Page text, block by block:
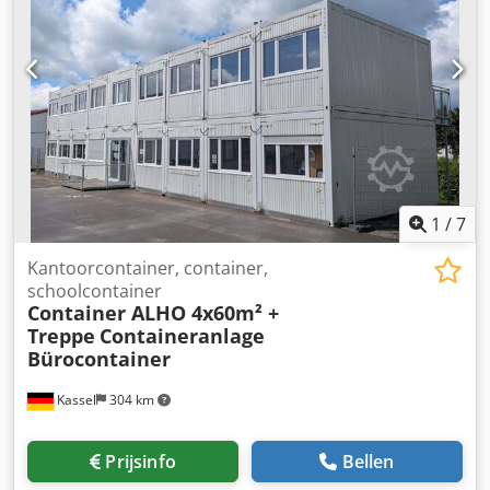
Binnenmaat: 5,90 m x 2,35 m x 2,39 m 💰 Prijs op basis van
onderhandeling (VB) Speciaalprijzen mogelijk bij grotere
aantallen 🚛 Levering en lossing tegen meerprijs mogelijk
📍 Geef a.u.b. de exacte postcode op voor levering en
lossing Bij interesse graag contact opnemen.
1 /7
Kassel 304 km
Kantoorcontainer, container,
schoolcontainer
Container ALHO 4x60m² +
Treppe Containeranlage
Bürocontainer
Prijsinfo Bellen